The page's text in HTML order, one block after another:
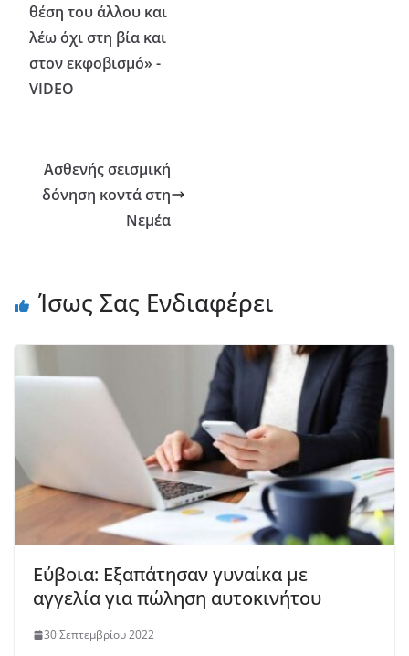
θέση του άλλου και
λέω όχι στη βία και
στον εκφοβισμό» -
VIDEO
Ασθενής σεισμική
δόνηση κοντά στη
Νεμέα
Ίσως Σας Ενδιαφέρει
Εύβοια: Εξαπάτησαν γυναίκα με
αγγελία για πώληση αυτοκινήτου
30 Σεπτεμβρίου 2022